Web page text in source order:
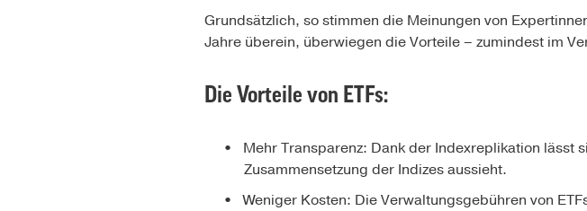
Grundsätzlich, so stimmen die Meinungen von
Jahre überein, überwiegen die Vorteile – zumindest im
Die Vorteile von ETFs:
Mehr Transparenz: Dank der Indexreplikation lässt
Zusammensetzung der Indizes aussieht.
Weniger Kosten: Die Verwaltungsgebühren von